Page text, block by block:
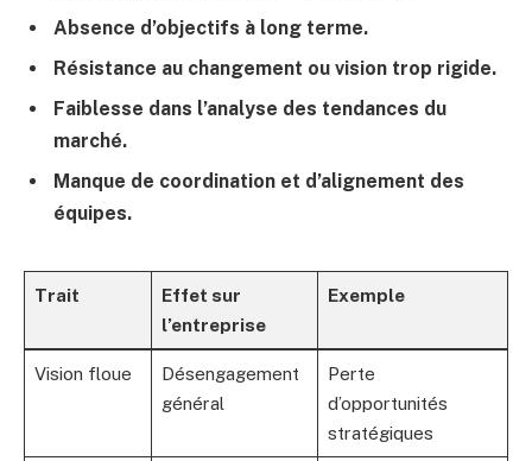
Absence d’objectifs à long terme.
Résistance au changement ou vision trop rigide.
Faiblesse dans l’analyse des tendances du
marché.
Manque de coordination et d’alignement des
équipes.
Trait
Effet sur
l’entreprise
Exemple
Vision floue
Désengagement
général
Perte
d’opportunités
stratégiques